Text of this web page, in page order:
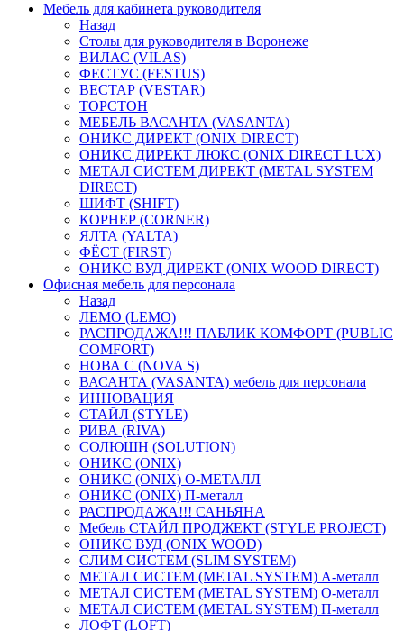
Мебель для кабинета руководителя
Назад
Столы для руководителя в Воронеже
ВИЛАС (VILAS)
ФЕСТУС (FESTUS)
ВЕСТАР (VESTAR)
ТОРСТОН
МЕБЕЛЬ ВАСАНТА (VASANTA)
ОНИКС ДИРЕКТ (ONIX DIRECT)
ОНИКС ДИРЕКТ ЛЮКС (ONIX DIRECT LUX)
МЕТАЛ СИСТЕМ ДИРЕКТ (METAL SYSTEM
DIRECT)
ШИФТ (SHIFT)
КОРНЕР (CORNER)
ЯЛТА (YALTA)
ФЁСТ (FIRST)
ОНИКС ВУД ДИРЕКТ (ONIX WOOD DIRECT)
Офисная мебель для персонала
Назад
ЛЕМО (LEMO)
РАСПРОДАЖА!!! ПАБЛИК КОМФОРТ (PUBLIC
COMFORT)
НОВА С (NOVA S)
ВАСАНТА (VASANTA) мебель для персонала
ИННОВАЦИЯ
СТАЙЛ (STYLE)
РИВА (RIVA)
СОЛЮШН (SOLUTION)
ОНИКС (ONIX)
ОНИКС (ONIX) O-МЕТАЛЛ
ОНИКС (ONIX) П-металл
РАСПРОДАЖА!!! САНЬЯНА
Мебель СТАЙЛ ПРОДЖЕКТ (STYLE PROJECT)
ОНИКС ВУД (ONIX WOOD)
СЛИМ СИСТЕМ (SLIM SYSTEM)
МЕТАЛ СИСТЕМ (METAL SYSTEM) А-металл
МЕТАЛ СИСТЕМ (METAL SYSTEM) О-металл
МЕТАЛ СИСТЕМ (METAL SYSTEM) П-металл
ЛОФТ (LOFT)